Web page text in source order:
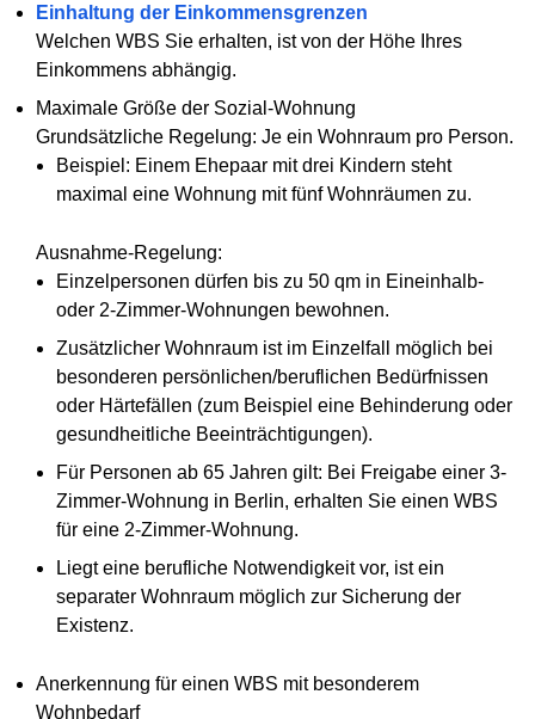
Einhaltung der Einkommensgrenzen
Welchen WBS Sie erhalten, ist von der Höhe Ihres
Einkommens abhängig.
Maximale Größe der Sozial-Wohnung
Grundsätzliche Regelung: Je ein Wohnraum pro Person.
Beispiel: Einem Ehepaar mit drei Kindern steht
maximal eine Wohnung mit fünf Wohnräumen zu.
Ausnahme-Regelung:
Einzelpersonen dürfen bis zu 50 qm in Eineinhalb-
oder 2-Zimmer-Wohnungen bewohnen.
Zusätzlicher Wohnraum ist im Einzelfall möglich bei
besonderen persönlichen/beruflichen Bedürfnissen
oder Härtefällen (zum Beispiel eine Behinderung oder
gesundheitliche Beeinträchtigungen).
Für Personen ab 65 Jahren gilt: Bei Freigabe einer 3-
Zimmer-Wohnung in Berlin, erhalten Sie einen WBS
für eine 2-Zimmer-Wohnung.
Liegt eine berufliche Notwendigkeit vor, ist ein
separater Wohnraum möglich zur Sicherung der
Existenz.
Anerkennung für einen WBS mit besonderem
Wohnbedarf